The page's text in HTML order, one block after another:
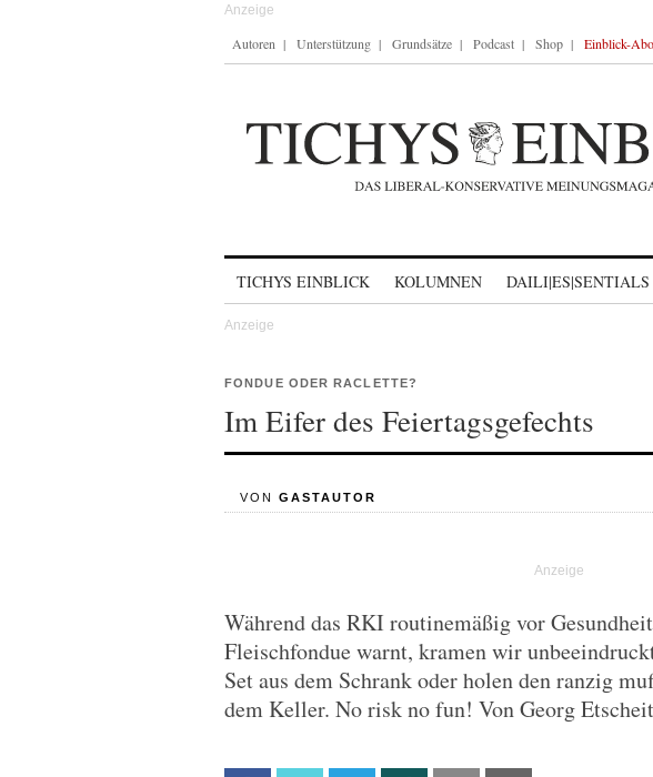
Autoren Unterstützung Grundsätze Podcast Shop Einblick-Abo
TICHYS EINBLICK KOLUMNEN DAILI|ES|SENTIALS
FONDUE ODER RACLETTE?
Im Eifer des Feiertagsgefechts
VON GASTAUTOR
Während das RKI routinemäßig vor
Fleischfondue warnt, kramen wir
Set aus dem Schrank oder holen den ranzig
dem Keller. No risk no fun! Von Georg